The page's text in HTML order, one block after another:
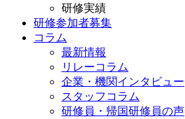
研修実績
研修参加者募集
コラム
最新情報
リレーコラム
企業・機関インタビュー
スタッフコラム
研修員・帰国研修員の声